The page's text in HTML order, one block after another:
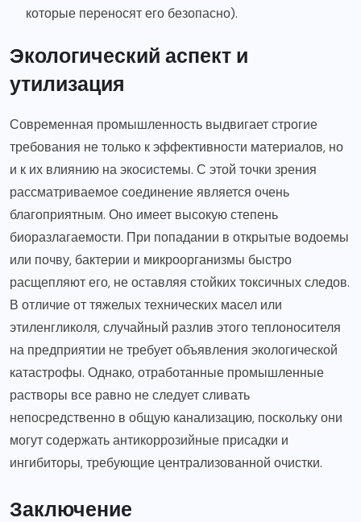
которые переносят его безопасно).
Экологический аспект и
утилизация
Современная промышленность выдвигает строгие
требования не только к эффективности материалов, но
и к их влиянию на экосистемы. С этой точки зрения
рассматриваемое соединение является очень
благоприятным. Оно имеет высокую степень
биоразлагаемости. При попадании в открытые водоемы
или почву, бактерии и микроорганизмы быстро
расщепляют его, не оставляя стойких токсичных следов.
В отличие от тяжелых технических масел или
этиленгликоля, случайный разлив этого теплоносителя
на предприятии не требует объявления экологической
катастрофы. Однако, отработанные промышленные
растворы все равно не следует сливать
непосредственно в общую канализацию, поскольку они
могут содержать антикоррозийные присадки и
ингибиторы, требующие централизованной очистки.
Заключение